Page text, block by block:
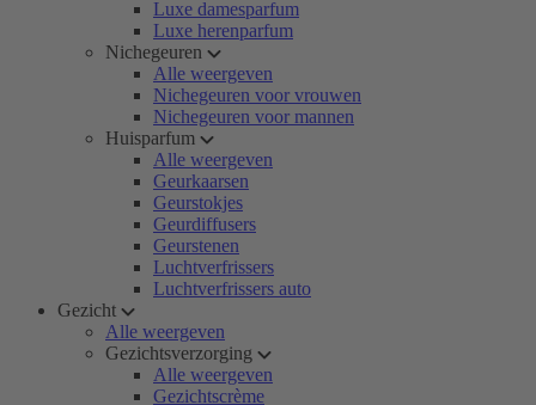
Luxe damesparfum
Luxe herenparfum
Nichegeuren
Alle weergeven
Nichegeuren voor vrouwen
Nichegeuren voor mannen
Huisparfum
Alle weergeven
Geurkaarsen
Geurstokjes
Geurdiffusers
Geurstenen
Luchtverfrissers
Luchtverfrissers auto
Gezicht
Alle weergeven
Gezichtsverzorging
Alle weergeven
Gezichtscrème